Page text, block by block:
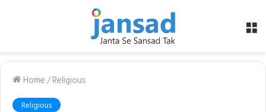
Home/Religious
Religious